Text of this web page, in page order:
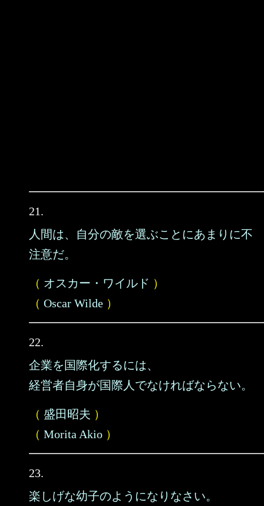
21.
人間は、自分の敵を選ぶことにあまりに不
注意だ。
（ オスカー・ワイルド ）
（ Oscar Wilde ）
22.
企業を国際化するには、
経営者自身が国際人でなければならない。
（ 盛田昭夫 ）
（ Morita Akio ）
23.
楽しげな幼子のようになりなさい。